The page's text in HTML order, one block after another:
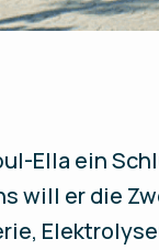
Ella ein
will er die